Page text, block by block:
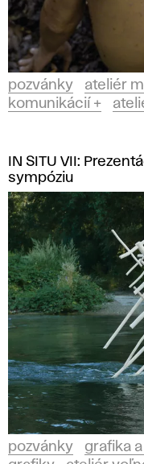
pozvánky ateliér
komunikácií +
IN SITU VII:
sympóziu
pozvánky grafika